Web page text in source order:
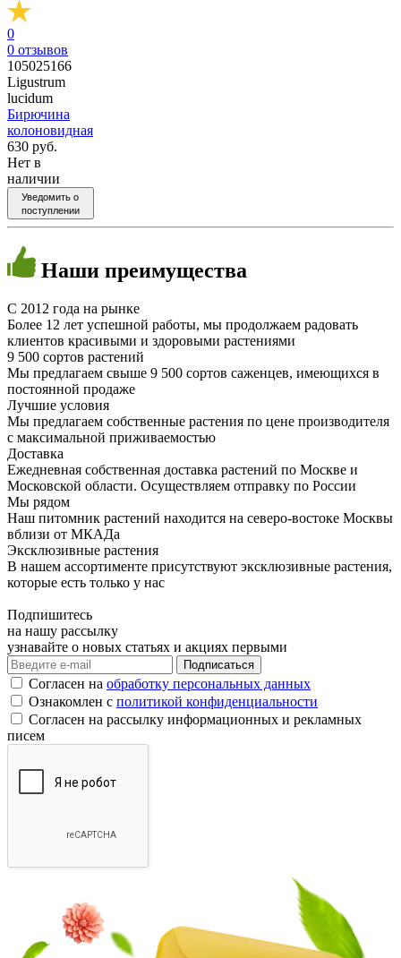
0
0 отзывов
105025166
Ligustrum
lucidum
Бирючина
колоновидная
630 руб.
Нет в
наличии
Уведомить о
поступлении
Наши преимущества
C 2012 года на рынке
Более 12 лет успешной работы, мы продолжаем радовать
клиентов красивыми и здоровыми растениями
9 500 сортов растений
Мы предлагаем свыше 9 500 сортов саженцев, имеющихся в
постоянной продаже
Лучшие условия
Мы предлагаем собственные растения по цене производителя
с максимальной приживаемостью
Доставка
Ежедневная собственная доставка растений по Москве и
Московской области. Осуществляем отправку по России
Мы рядом
Наш питомник растений находится на северо-востоке Москвы
вблизи от МКАДа
Эксклюзивные растения
В нашем ассортименте присутствуют эксклюзивные растения,
которые есть только у нас
Подпишитесь
на нашу рассылку
узнавайте о новых статьях и акциях первыми
Согласен на обработку персональных данных
Ознакомлен с политикой конфиденциальности
Согласен на рассылку информационных и рекламных
писем